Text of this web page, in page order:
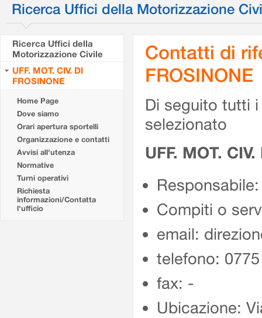
Ricerca Uffici della Motorizzazione
Ricerca Uffici della
Motorizzazione Civile
UFF. MOT. CIV. DI
FROSINONE
Home Page
Dove siamo
Orari apertura sportelli
Organizzazione e contatti
Avvisi all'utenza
Normative
Turni operativi
Richiesta
informazioni/Contatta
l'ufficio
Contatti di
FROSINONE
Di seguito tutti
selezionato
UFF. MOT.
Compiti o
email:
telefono:
fax: -
Ubicazione: